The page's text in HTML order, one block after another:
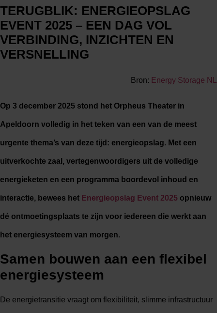
TERUGBLIK: ENERGIEOPSLAG
EVENT 2025 – EEN DAG VOL
VERBINDING, INZICHTEN EN
VERSNELLING
Bron: Energy Storage NL
Op 3 december 2025 stond het Orpheus Theater in
Apeldoorn volledig in het teken van een van de meest
urgente thema’s van deze tijd: energieopslag. Met een
uitverkochte zaal, vertegenwoordigers uit de volledige
energieketen en een programma boordevol inhoud en
interactie, bewees het Energieopslag Event 2025 opnieuw
dé ontmoetingsplaats te zijn voor iedereen die werkt aan
het energiesysteem van morgen.
Samen bouwen aan een flexibel
energiesysteem
De energietransitie vraagt om flexibiliteit, slimme infrastructuur